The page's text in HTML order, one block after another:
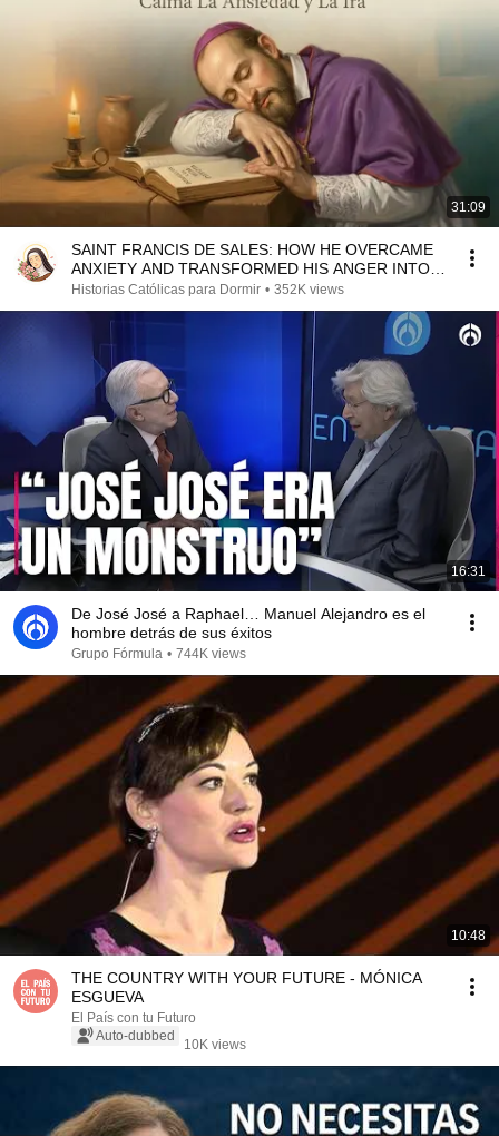
31:09
SAINT FRANCIS DE SALES: HOW HE OVERCAME
ANXIETY AND TRANSFORMED HIS ANGER INTO
LOVE
Historias Católicas para Dormir • 352K views
16:31
De José José a Raphael… Manuel Alejandro es el
hombre detrás de sus éxitos
Grupo Fórmula • 744K views
10:48
THE COUNTRY WITH YOUR FUTURE - MÓNICA
ESGUEVA
El País con tu Futuro
Auto-dubbed
10K views